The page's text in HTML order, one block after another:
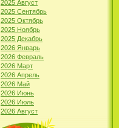
2025 Август
2025 Сентябрь
2025 Октябрь
2025 Ноябрь
2025 Декабрь
2026 Январь
2026 Февраль
2026 Март
2026 Апрель
2026 Май
2026 Июнь
2026 Июль
2026 Август